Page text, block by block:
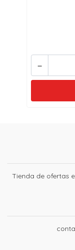
-
Tienda de ofertas